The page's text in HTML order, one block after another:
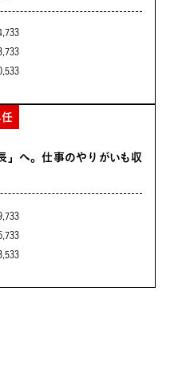
」へ。仕事のやりがいも収